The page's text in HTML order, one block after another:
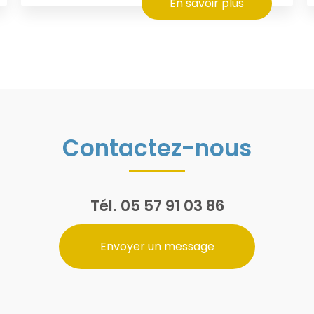
Contactez-nous
Tél. 05 57 91 03 86
Envoyer un message